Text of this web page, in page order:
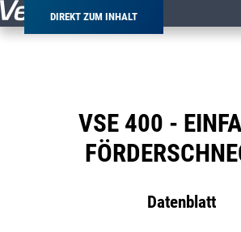
DIREKT ZUM INHALT
Pfadnavigation
VSE 400 -
Datenblatt